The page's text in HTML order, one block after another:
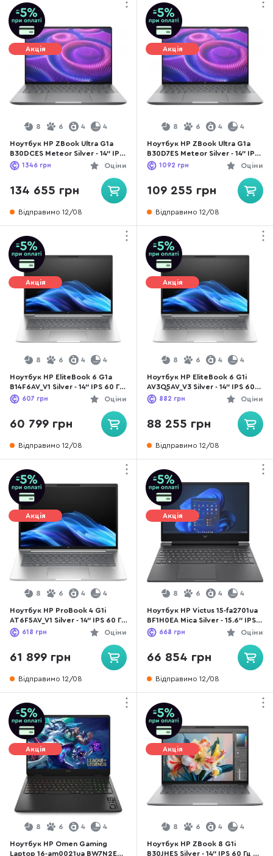
Акція
8 6 4 4
Ноутбук HP ZBook Ultra G1a
B30DCES Meteor Silver - 14" IPS
60 Гц / AMD Ryzen Al Max / 390
/ DDR5 32 ГБ / PCI-E SSD 2 ТБ
Оціни
1346 грн
134 655 грн
Відправимо 12/08
Акція
8 6 4 4
Ноутбук HP ZBook Ultra G1a
B30D7ES Meteor Silver - 14" IPS
60 Гц / AMD Ryzen AI Max PRO
/ 380 / DDR5 16 ГБ / PCI-E SSD
512 ГБ / Radeon Graphics
Оціни
1092 грн
109 255 грн
Відправимо 12/08
Акція
8 6 4 4
Ноутбук HP EliteBook 6 G1a
B14F6AV_V1 Silver - 14" IPS 60 Гц
/ AMD Ryzen AI 7 / 350 / DDR5
16 ГБ / PCI-E SSD 512 ГБ /
Оціни
607 грн
60 799 грн
Відправимо 12/08
Акція
8 6 4 4
Ноутбук HP EliteBook 6 G1i
AV3Q5AV_V3 Silver - 14" IPS 60
Гц / Intel Core Ultra 7 / 255H /
DDR5 32 ГБ / PCI-E SSD 1 ТБ /
Оціни
882 грн
88 255 грн
Відправимо 12/08
Акція
8 6 4 4
Ноутбук HP ProBook 4 G1i
AT6F5AV_V1 Silver - 14" IPS 60 Гц
/ Intel Core Ultra 7 / 255U /
DDR5 16 ГБ / PCI-E SSD 512 ГБ /
Оціни
618 грн
61 899 грн
Відправимо 12/08
Акція
8 6 4 4
Ноутбук HP Victus 15-fa2701ua
BF1H0EA Mica Silver - 15.6" IPS
144 Гц / Intel Core i5 / i5-
13420H / DDR4 16 ГБ / PCI-E
SSD 512 ГБ / GeForce RTX 4050
Оціни
668 грн
66 854 грн
Відправимо 12/08
Акція
8 6 4 4
Ноутбук HP Omen Gaming
Laptop 16-am0021ua BW7N2EA
Акція
8 6 4 4
Ноутбук HP ZBook 8 G1i
B30JHES Silver - 14" IPS 60 Гц /